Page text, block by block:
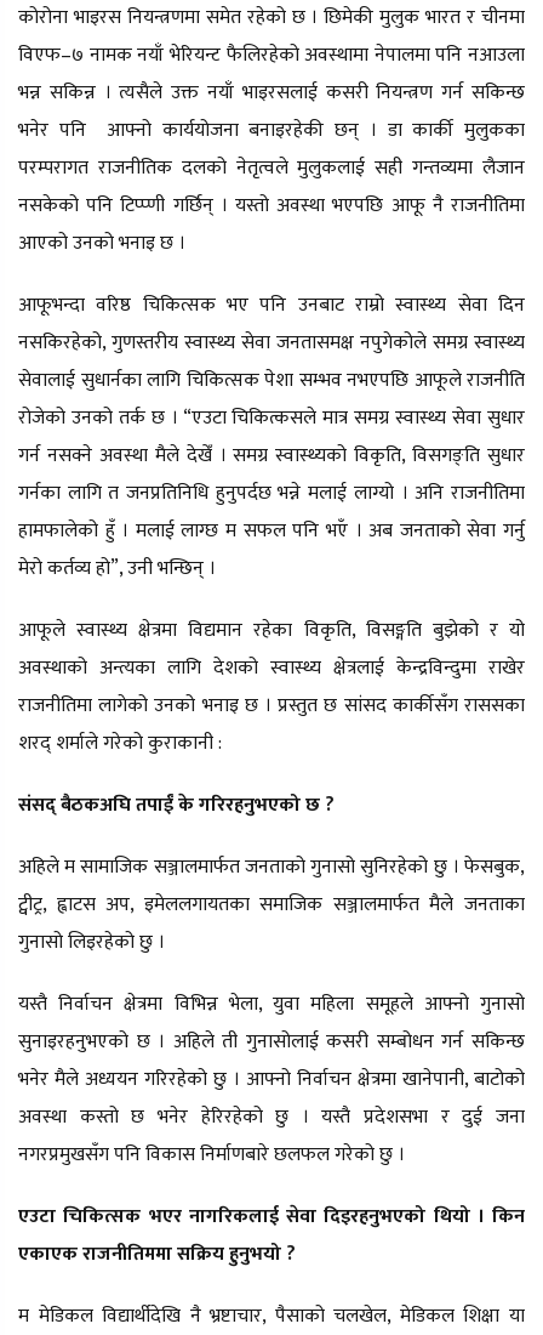
कोरोना भाइरस नियन्त्रणमा समेत रहेको छ । छिमेकी मुलुक भारत र चीनमा
विएफ–७ नामक नयाँ भेरियन्ट फैलिरहेको अवस्थामा नेपालमा पनि नआउला
भन्न सकिन्न । त्यसैले उक्त नयाँ भाइरसलाई कसरी नियन्त्रण गर्न सकिन्छ
भनेर पनि आफ्नो कार्ययोजना बनाइरहेकी छन् । डा कार्की मुलुकका
परम्परागत राजनीतिक दलको नेतृत्वले मुलुकलाई सही गन्तव्यमा लैजान
नसकेको पनि टिप्प्णी गर्छिन् । यस्तो अवस्था भएपछि आफू नै राजनीतिमा
आएको उनको भनाइ छ ।
आफूभन्दा वरिष्ठ चिकित्सक भए पनि उनबाट राम्रो स्वास्थ्य सेवा दिन
नसकिरहेको, गुणस्तरीय स्वास्थ्य सेवा जनतासमक्ष नपुगेकोले समग्र स्वास्थ्य
सेवालाई सुधार्नका लागि चिकित्सक पेशा सम्भव नभएपछि आफूले राजनीति
रोजेको उनको तर्क छ । “एउटा चिकित्कसले मात्र समग्र स्वास्थ्य सेवा सुधार
गर्न नसक्ने अवस्था मैले देखेँ । समग्र स्वास्थ्यको विकृति, विसगङ्ति सुधार
गर्नका लागि त जनप्रतिनिधि हुनुपर्दछ भन्ने मलाई लाग्यो । अनि राजनीतिमा
हामफालेको हुँ । मलाई लाग्छ म सफल पनि भएँ । अब जनताको सेवा गर्नु
मेरो कर्तव्य हो”, उनी भन्छिन् ।
आफूले स्वास्थ्य क्षेत्रमा विद्यमान रहेका विकृति, विसङ्गति बुझेको र यो
अवस्थाको अन्त्यका लागि देशको स्वास्थ्य क्षेत्रलाई केन्द्रविन्दुमा राखेर
राजनीतिमा लागेको उनको भनाइ छ । प्रस्तुत छ सांसद कार्कीसँग राससका
शरद् शर्माले गरेको कुराकानी :
संसद् बैठकअघि तपाईं के गरिरहनुभएको छ ?
अहिले म सामाजिक सञ्जालमार्फत जनताको गुनासो सुनिरहेको छु । फेसबुक,
ट्वीट्र, ह्वाटस अप, इमेललगायतका समाजिक सञ्जालमार्फत मैले जनताका
गुनासो लिइरहेको छु ।
यस्तै निर्वाचन क्षेत्रमा विभिन्न भेला, युवा महिला समूहले आफ्नो गुनासो
सुनाइरहनुभएको छ । अहिले ती गुनासोलाई कसरी सम्बोधन गर्न सकिन्छ
भनेर मैले अध्ययन गरिरहेको छु । आफ्नो निर्वाचन क्षेत्रमा खानेपानी, बाटोको
अवस्था कस्तो छ भनेर हेरिरहेको छु । यस्तै प्रदेशसभा र दुई जना
नगरप्रमुखसँग पनि विकास निर्माणबारे छलफल गरेको छु ।
एउटा चिकित्सक भएर नागरिकलाई सेवा दिइरहनुभएको थियो । किन
एकाएक राजनीतिममा सक्रिय हुनुभयो ?
म मेडिकल विद्यार्थीदेखि नै भ्रष्टाचार, पैसाको चलखेल, मेडिकल शिक्षा या